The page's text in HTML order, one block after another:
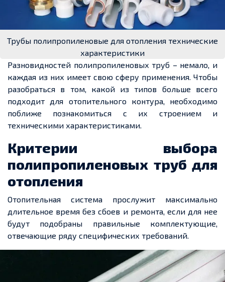
Трубы полипропиленовые для отопления технические
характеристики
Разновидностей полипропиленовых труб – немало, и
каждая из них имеет свою сферу применения. Чтобы
разобраться в том, какой из типов больше всего
подходит для отопительного контура, необходимо
поближе познакомиться с их строением и
техническими характеристиками.
Критерии выбора
полипропиленовых труб для
отопления
Отопительная система прослужит максимально
длительное время без сбоев и ремонта, если для нее
будут подобраны правильные комплектующие,
отвечающие ряду специфических требований.